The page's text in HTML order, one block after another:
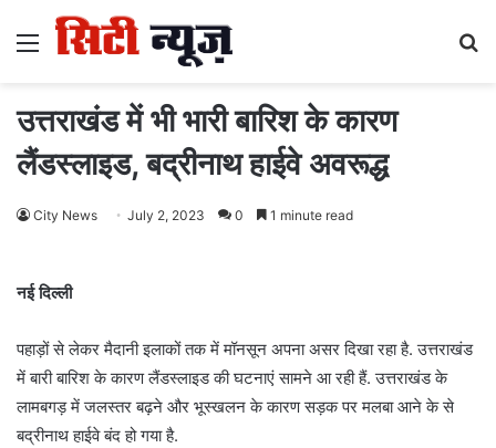
Menu
उत्तराखंड में भी भारी बारिश के कारण
लैंडस्लाइड, बद्रीनाथ हाईवे अवरूद्ध
City News July 2, 2023 0 1 minute read
नई दिल्ली
पहाड़ों से लेकर मैदानी इलाकों तक में मॉनसून अपना असर दिखा रहा है. उत्तराखंड
में बारी बारिश के कारण लैंडस्लाइड की घटनाएं सामने आ रही हैं. उत्तराखंड के
लामबगड़ में जलस्तर बढ़ने और भूस्खलन के कारण सड़क पर मलबा आने के से
बद्रीनाथ हाईवे बंद हो गया है.